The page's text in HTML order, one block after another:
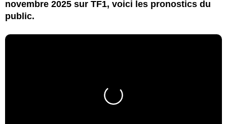
novembre 2025 sur TF1, voici les pronostics du
public.